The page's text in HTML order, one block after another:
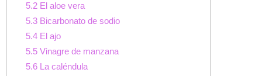
5.2El aloe vera
5.3Bicarbonato de sodio
5.4El ajo
5.5Vinagre de manzana
5.6La caléndula